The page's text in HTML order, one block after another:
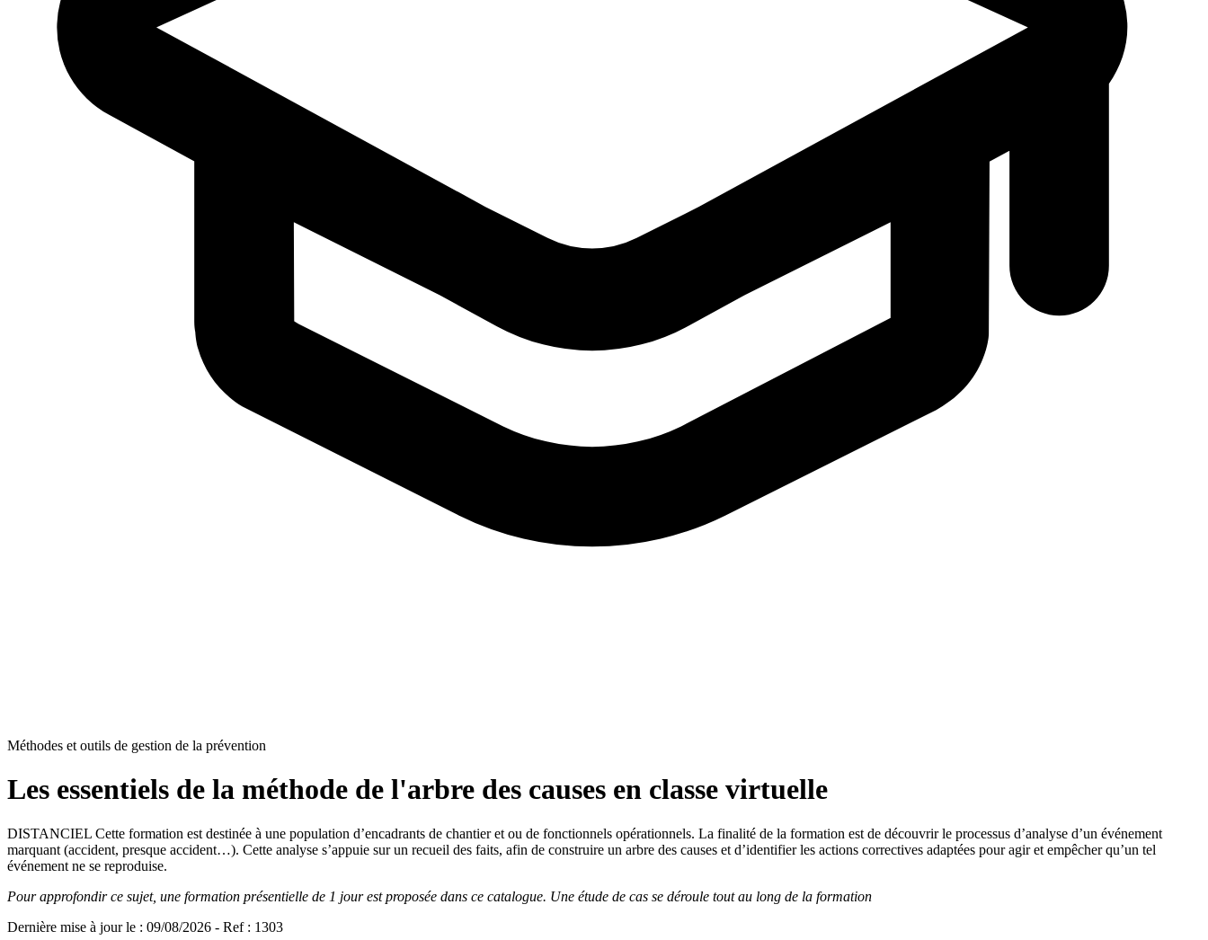
Méthodes et outils de gestion de la prévention
Les essentiels de la méthode de l'arbre des causes en classe virtuelle
DISTANCIEL Cette formation est destinée à une population d’encadrants de chantier et ou de fonctionnels opérationnels. La finalité de la formation est de découvrir le processus d’analyse d’un événement
marquant (accident, presque accident…). Cette analyse s’appuie sur un recueil des faits, afin de construire un arbre des causes et d’identifier les actions correctives adaptées pour agir et empêcher qu’un tel
événement ne se reproduise.
Pour approfondir ce sujet, une formation présentielle de 1 jour est proposée dans ce catalogue. Une étude de cas se déroule tout au long de la formation
Dernière mise à jour le : 09/08/2026 - Ref : 1303